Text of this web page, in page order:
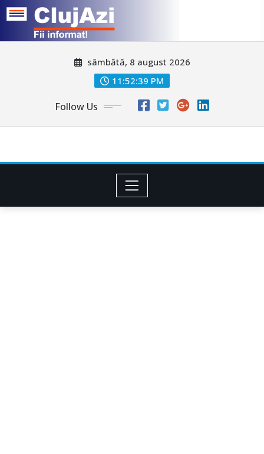
sâmbătă, 8 august 2026
11:52:42 PM
Follow Us